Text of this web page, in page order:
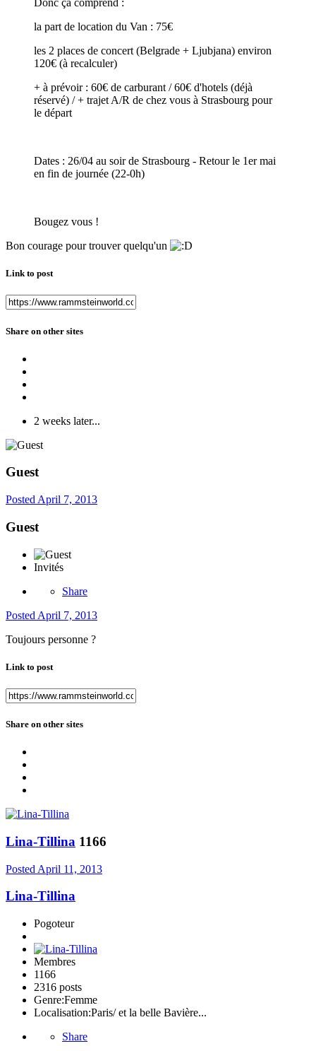
Donc ça comprend :
la part de location du Van : 75€
les 2 places de concert (Belgrade + Ljubjana) environ
120€ (à recalculer)
+ à prévoir : 60€ de carburant / 60€ d'hotels (déjà
réservé) / + trajet A/R de chez vous à Strasbourg pour
le départ
Dates : 26/04 au soir de Strasbourg - Retour le 1er mai
en fin de journée (22-0h)
Bougez vous !
Bon courage pour trouver quelqu'un
Link to post
Share on other sites
2 weeks later...
Guest
Posted April 7, 2013
Guest
Invités
Share
Posted April 7, 2013
Toujours personne ?
Link to post
Share on other sites
Lina-Tillina 1166
Posted April 11, 2013
Lina-Tillina
Pogoteur
Membres
1166
2316 posts
Genre:Femme
Localisation:Paris/ et la belle Bavière...
Share